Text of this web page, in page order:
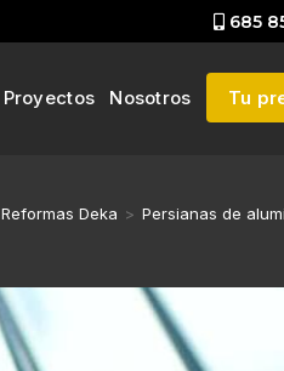
685
Proyectos Nosotros Tu
Reformas Deka > Persianas de